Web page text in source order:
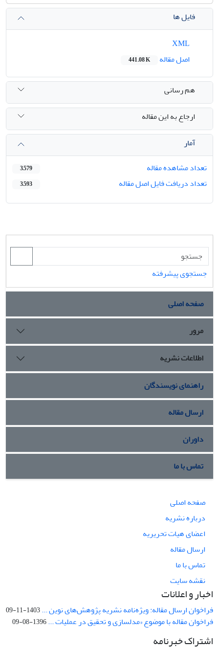
فایل ها
اصل مقاله
441.08 K
هم رسانی
ارجاع به این مقاله
آمار
تعداد مشاهده مقاله
3,579
تعداد دریافت فایل اصل مقاله 3,593
جستجوی پیشرفته
صفحه اصلی
مرور
اطلاعات نشریه
راهنمای نویسندگان
ارسال مقاله
داوران
تماس با ما
صفحه اصلی
درباره نشریه
اعضای هیات تحریریه
ارسال مقاله
تماس با ما
نقشه سایت
اخبار و اعلانات
فراخوان ارسال مقاله: ویژه‌نامه نشریه پژوهش‌های نوین ...1403-11-09
فراخوان مقاله با موضوع «مدلسازی و تحقیق در عملیات ...1396-08-09
اشتراک خبرنامه